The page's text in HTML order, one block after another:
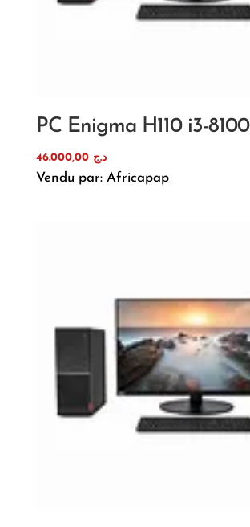
PC Enigma H110 i3-8100
د.ج 46.000,00
Vendu par: Africapap